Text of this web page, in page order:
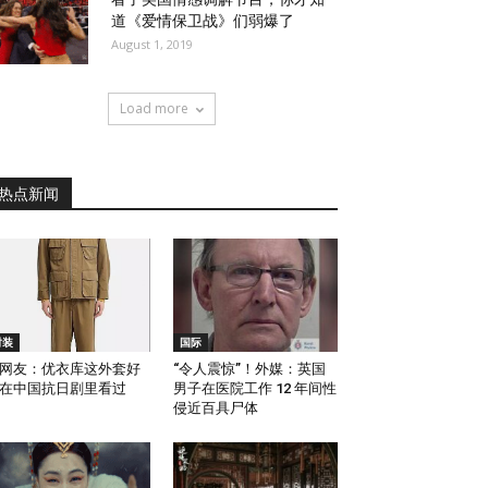
道《爱情保卫战》们弱爆了
August 1, 2019
Load more
点新闻
友：优衣库这外套好
中国抗日剧里看过
国际
“令人震惊”！外媒：英国
男子在医院工作 12 年间性
侵近百具尸体